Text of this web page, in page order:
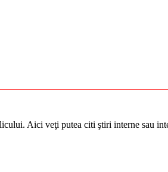
Aici veţi putea citi ştiri interne sau